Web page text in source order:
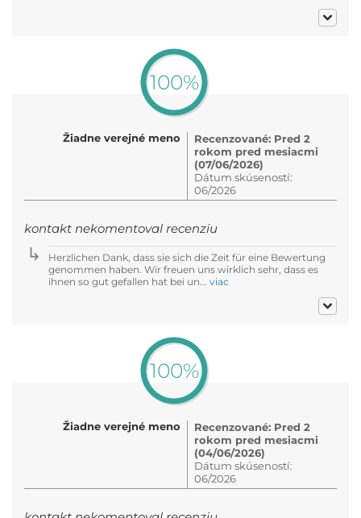
100%
Žiadne verejné meno
Recenzované: Pred 2
rokom pred mesiacmi
(07/06/2026)
Dátum skúseností:
06/2026
kontakt nekomentoval recenziu
Herzlichen Dank, dass sie sich die Zeit für eine Bewertung
genommen haben. Wir freuen uns wirklich sehr, dass es
ihnen so gut gefallen hat bei un... viac
100%
Žiadne verejné meno
Recenzované: Pred 2
rokom pred mesiacmi
(04/06/2026)
Dátum skúseností:
06/2026